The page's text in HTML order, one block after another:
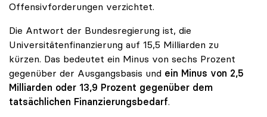
Offensivforderungen verzichtet.
Die Antwort der Bundesregierung ist, die
Universitätenfinanzierung auf 15,5 Milliarden zu
kürzen. Das bedeutet ein Minus von sechs Prozent
gegenüber der Ausgangsbasis und ein Minus von 2,5
Milliarden oder 13,9 Prozent gegenüber dem
tatsächlichen Finanzierungsbedarf.